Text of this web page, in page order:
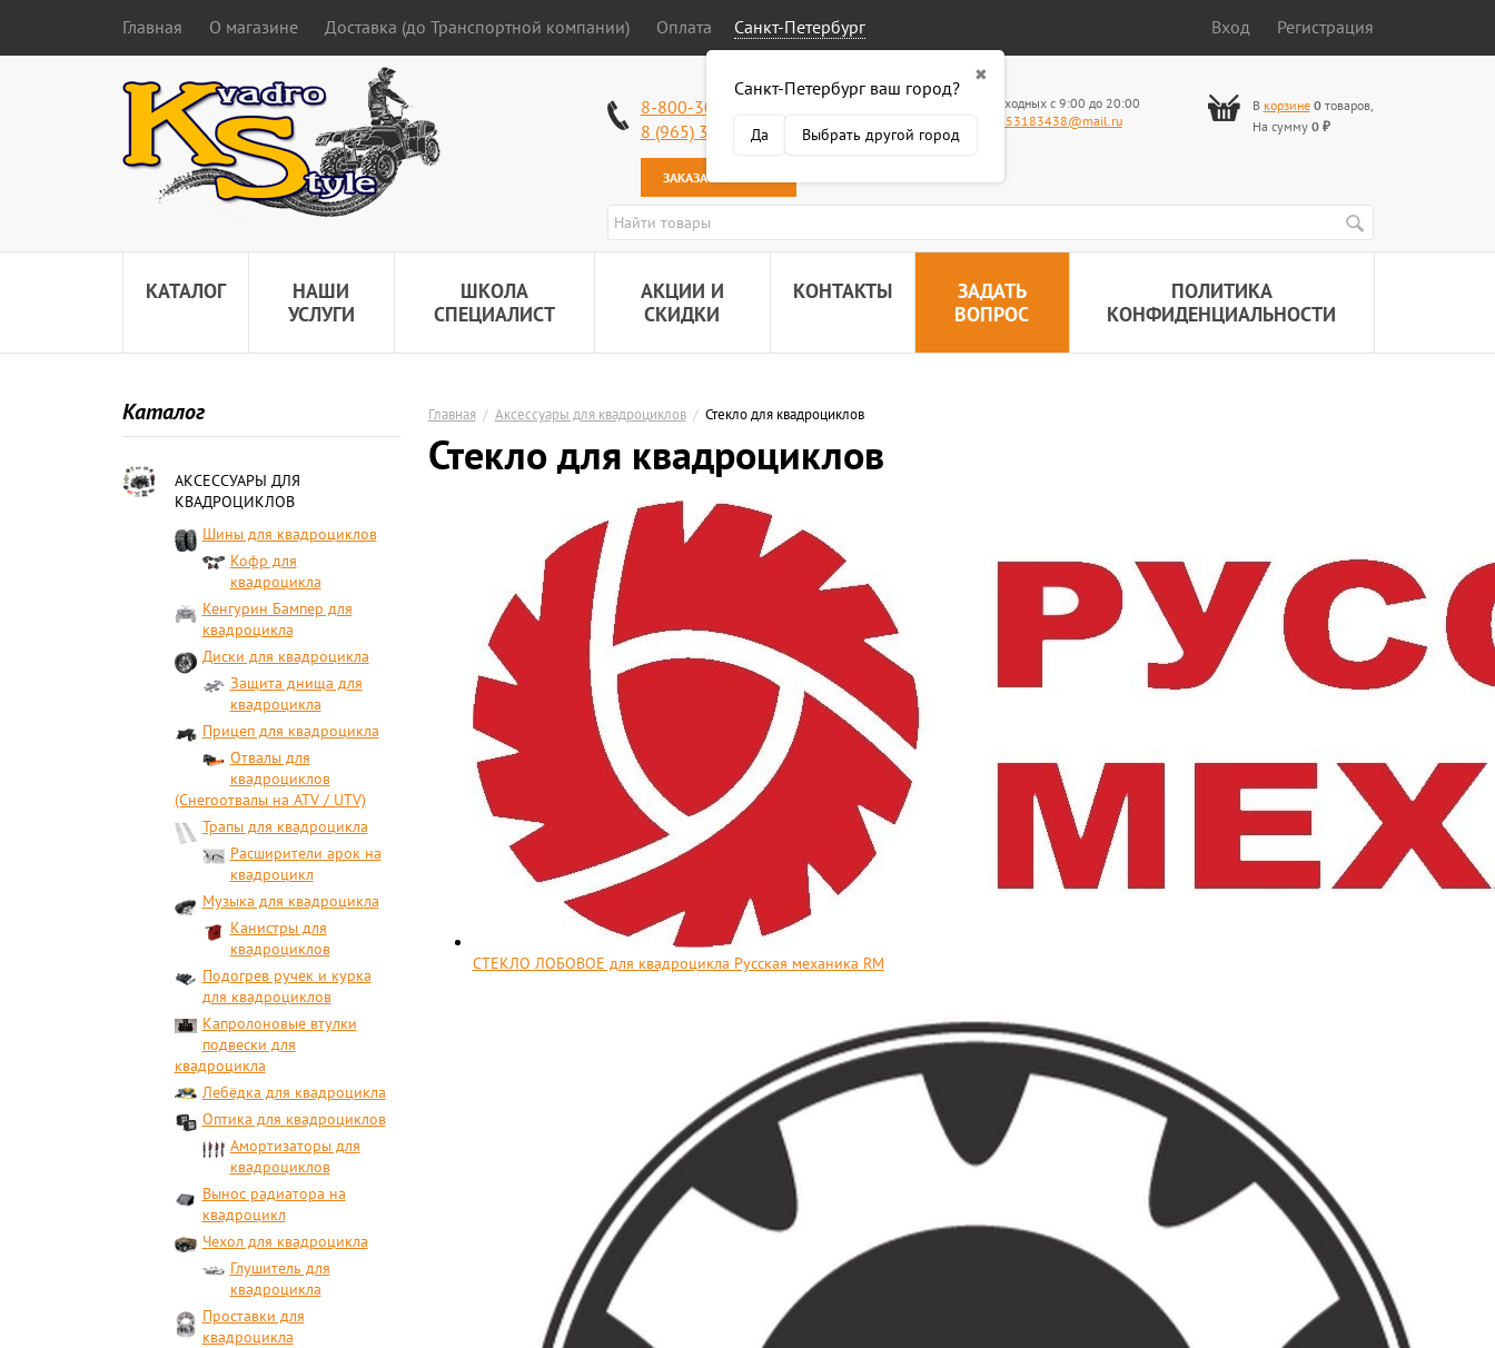
Главная О магазине Доставка (до Транспортной компании) Оплата Санкт-Петербург
✖
Санкт-Петербург ваш город?
Да Выбрать другой город
Вход Регистрация
8-800-301-50-58
8 (965) 318-34-38
ЗАКАЗАТЬ ЗВОНОК
Работаем без выходных с 9:00 до 20:00
89653183438@mail.ru
В корзине 0товаров,
На сумму 0 ₽
КАТАЛОГ
НАШИ
УСЛУГИ
ШКОЛА
СПЕЦИАЛИСТ
АКЦИИ И
СКИДКИ
КОНТАКТЫ
ЗАДАТЬ
ВОПРОС
ПОЛИТИКА
КОНФИДЕНЦИАЛЬНОСТИ
Каталог
АКСЕССУАРЫ ДЛЯ
КВАДРОЦИКЛОВ
Шины для квадроциклов
Кофр для
квадроцикла
Кенгурин Бампер для
квадроцикла
Диски для квадроцикла
Защита днища для
квадроцикла
Прицеп для квадроцикла
Отвалы для
квадроциклов
(Снегоотвалы на ATV / UTV)
Трапы для квадроцикла
Расширители арок на
квадроцикл
Музыка для квадроцикла
Канистры для
квадроциклов
Подогрев ручек и курка
для квадроциклов
Капролоновые втулки
подвески для
квадроцикла
Лебёдка для квадроцикла
Оптика для квадроциклов
Амортизаторы для
квадроциклов
Вынос радиатора на
квадроцикл
Чехол для квадроцикла
Глушитель для
квадроцикла
Проставки для
квадроцикла
Главная / Аксессуары для квадроциклов / Стекло для квадроциклов
Стекло для квадроциклов
СТЕКЛО ЛОБОВОЕ для квадроцикла Русская механика RM